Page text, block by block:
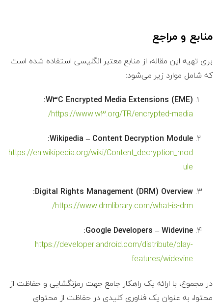
منابع و مراجع
برای تهیه این مقاله، از منابع معتبر انگلیسی استفاده شده است
که شامل موارد زیر می‌شود:
W3C Encrypted Media Extensions (EME):
https://www.w3.org/TR/encrypted-media/
Wikipedia – Content Decryption Module:
https://en.wikipedia.org/wiki/Content_decryption_mod
ule
Digital Rights Management (DRM) Overview:
https://www.drmlibrary.com/what-is-drm/
Google Developers – Widevine:
https://developer.android.com/distribute/play-
features/widevine
در مجموع، با ارائه یک راهکار جامع جهت رمزنگشایی و حفاظت از
محتوا، به عنوان یک فناوری کلیدی در حفاظت از محتوای